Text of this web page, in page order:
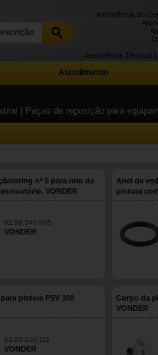
Assistência ao
Assistência Técnica
Atendimento
| Peças de reposição para
oring nº 5 para rolo de
VONDER
62.99.540.005
VONDER
Anel de
pintura
pistola PSV 100
62.20.200.111
VONDER
Corpo da
VONDER